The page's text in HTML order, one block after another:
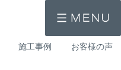
施工事例 お客様の声